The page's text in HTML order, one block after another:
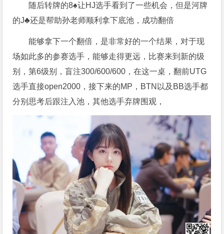
随后转牌的8♠️让HJ选手看到了一些机会，但是河牌
的J♣️还是帮助孙老师顺利拿下底池，成功翻倍
能够拿下一个翻倍，是非常好的一个结果，对于现
场如此多的参赛选手，能够走得更远，比赛来到新的级
别，第6级别，盲注300/600/600，在这一桌，翻前UTG
选手直接open2000，接下来的MP，BTN以及BB选手都
分别思考后跟注入池，其他选手弃牌围观，